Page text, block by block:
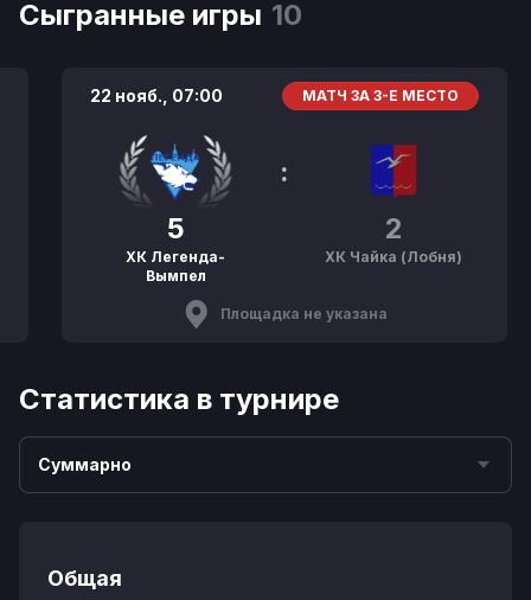
Сыгранные игры 10
22 нояб., 07:00 МАТЧ ЗА 3-Е МЕСТО
5
ХК Легенда-
Вымпел
:
2
ХК Чайка (Лобня)
Площадка не указана
Статистика в турнире
Суммарно
Общая